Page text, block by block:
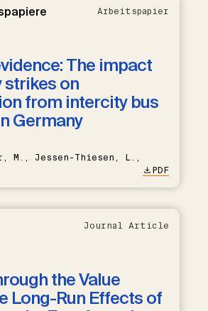
Arbeitspapier
The impact
strikes on
from intercity bus
Germany
M., Jessen-Thiesen, L.,
PDF
Journal Article
the Value
Long-Run Effects of